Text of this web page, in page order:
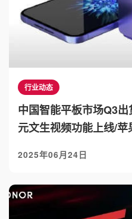
行业动态
中国智能平板市场Q3
元文生视频功能上线/
2025年06月24日